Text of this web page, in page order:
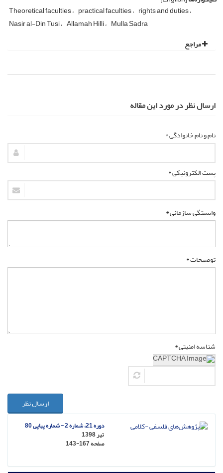
Theoretical faculties practical faculties rights and duties
Nasir al-Din Tusi Allamah Hilli Mulla Sadra
مراجع
ارسال نظر در مورد این مقاله
نام و نام خانوادگی *
پست الکترونیکی *
وابستگی سازمانی *
توضیحات *
شناسه امنیتی *
ارسال نظر
دوره 21، شماره 2 - شماره پیاپی 80
تیر 1398
صفحه143-167